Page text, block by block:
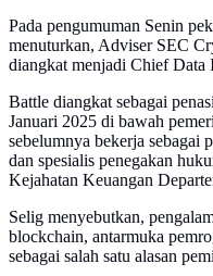
Pada pengumuman Senin
menuturkan, Adviser SEC
diangkat menjadi Chief Data
Battle diangkat sebagai
Januari 2025 di bawah
sebelumnya bekerja sebagai
dan spesialis penegakan
Kejahatan Keuangan
Selig menyebutkan,
blockchain, antarmuka
sebagai salah satu alasan